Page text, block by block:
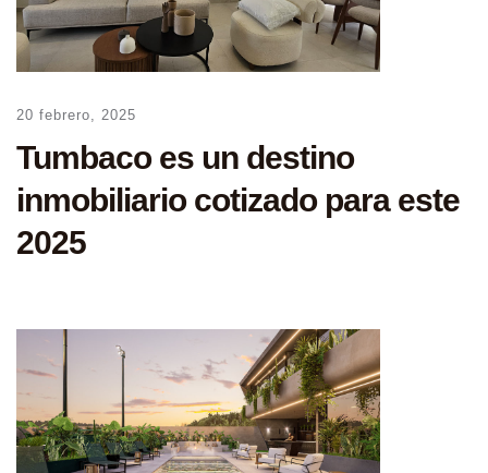
20 febrero, 2025
Tumbaco es un destino
inmobiliario cotizado para este
2025